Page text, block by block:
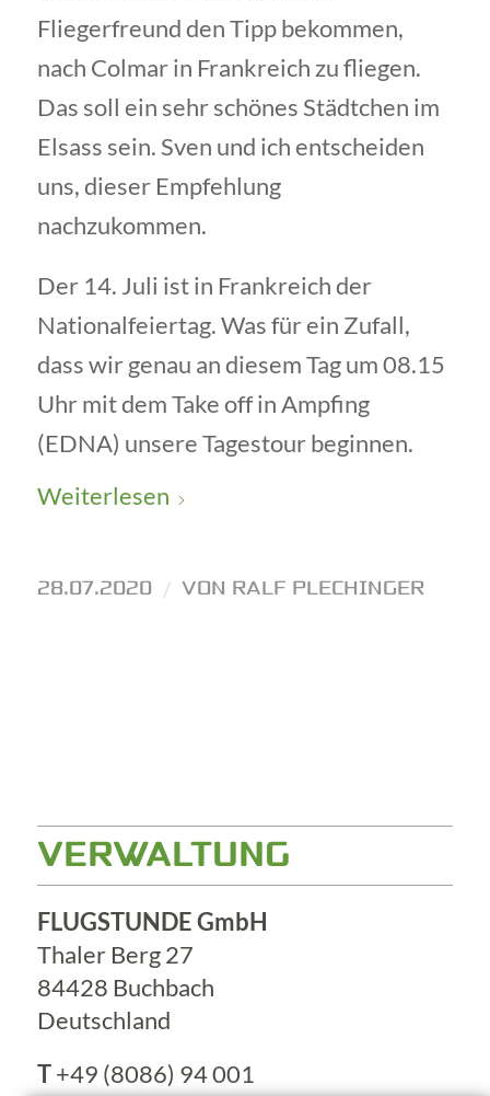
Fliegerfreund den Tipp bekommen,
nach Colmar in Frankreich zu fliegen.
Das soll ein sehr schönes Städtchen im
Elsass sein. Sven und ich entscheiden
uns, dieser Empfehlung
nachzukommen.
Der 14. Juli ist in Frankreich der
Nationalfeiertag. Was für ein Zufall,
dass wir genau an diesem Tag um 08.15
Uhr mit dem Take off in Ampfing
(EDNA) unsere Tagestour beginnen.
Weiterlesen
28.07.2020 / VON RALF PLECHINGER
VERWALTUNG
FLUGSTUNDE GmbH
Thaler Berg 27
84428 Buchbach
Deutschland
T +49 (8086) 94 001